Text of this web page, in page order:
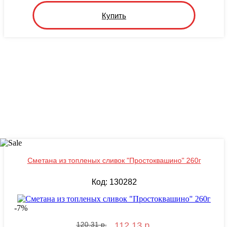
Купить
Сметана из топленых сливок "Простоквашино" 260г
Код: 130282
-7%
120.31 р.